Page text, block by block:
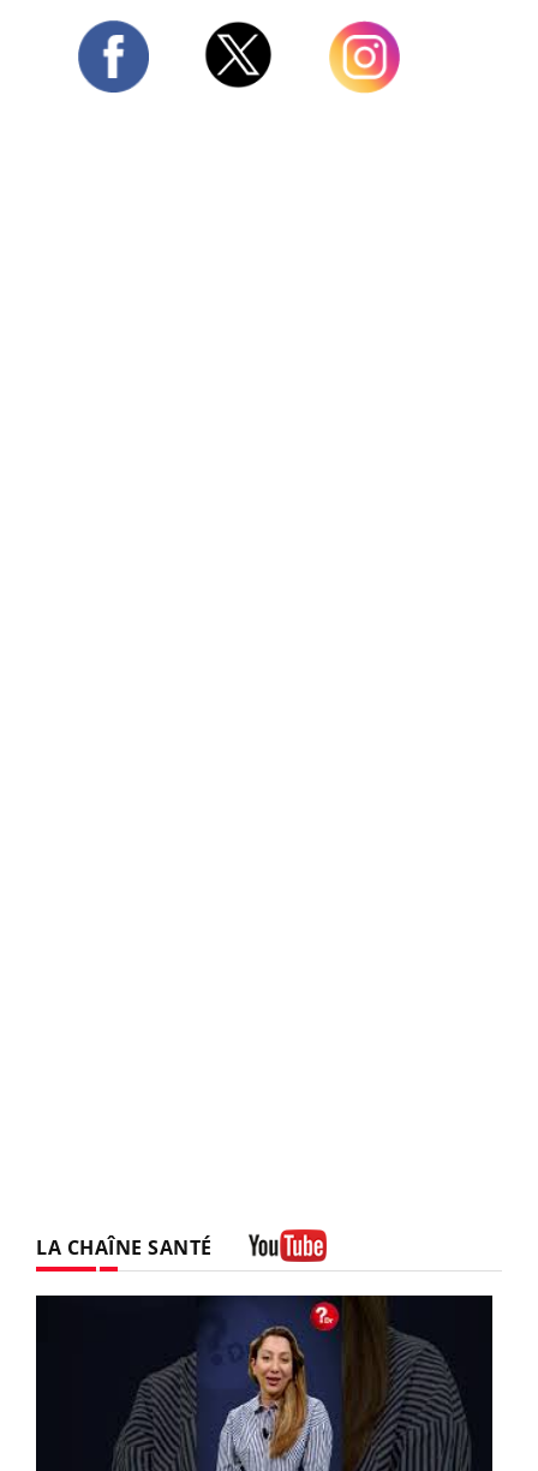
LA CHAÎNE SANTÉ